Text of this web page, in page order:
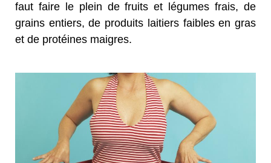
faut faire le plein de fruits et légumes frais, de
grains entiers, de produits laitiers faibles en gras
et de protéines maigres.